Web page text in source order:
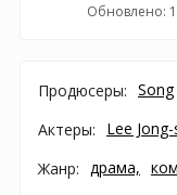
Обновлено:
Продюсеры: Song
Актеры:
Lee
Жанр:
драма,